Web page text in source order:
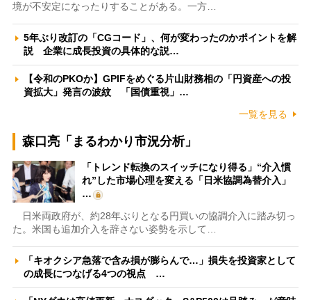
境が不安定になったりすることがある。一方…
5年ぶり改訂の「CGコード」、何が変わったのかポイントを解
説 企業に成長投資の具体的な説…
【令和のPKOか】GPIFをめぐる片山財務相の「円資産への投
資拡大」発言の波紋 「国債重視」…
一覧を見る
森口亮「まるわかり市況分析」
「トレンド転換のスイッチになり得る」“介入慣
れ”した市場心理を変える「日米協調為替介入」
…
日米両政府が、約28年ぶりとなる円買いの協調介入に踏み切っ
た。米国も追加介入を辞さない姿勢を示して…
「キオクシア急落で含み損が膨らんで…」損失を投資家として
の成長につなげる4つの視点 …